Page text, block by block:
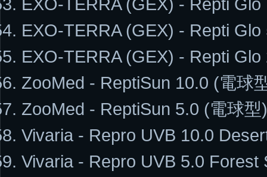
EXO-TERRA (GEX) - Repti
EXO-TERRA (GEX) - Repti
ZooMed - ReptiSun 10.0 (電球
ZooMed - ReptiSun 5.0 (電球型)
Vivaria - Repro UVB 10.0
Vivaria - Repro UVB 5.0 Forest